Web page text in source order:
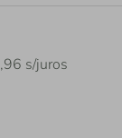
,96 s/juros